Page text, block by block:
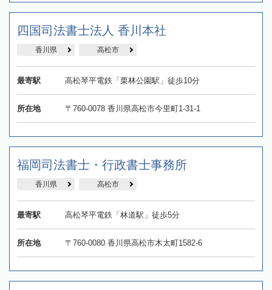
四国司法書士法人 香川本社
香川県 高松市
最寄駅 高松琴平電鉄「栗林公園駅」徒歩10分
所在地 〒760-0078 香川県高松市今里町1-31-1
福岡司法書士・行政書士事務所
香川県 高松市
最寄駅 高松琴平電鉄「林道駅」徒歩5分
所在地 〒760-0080 香川県高松市木太町1582-6